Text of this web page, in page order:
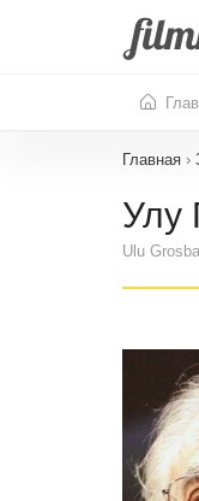
Главная ›
Улу
Ulu